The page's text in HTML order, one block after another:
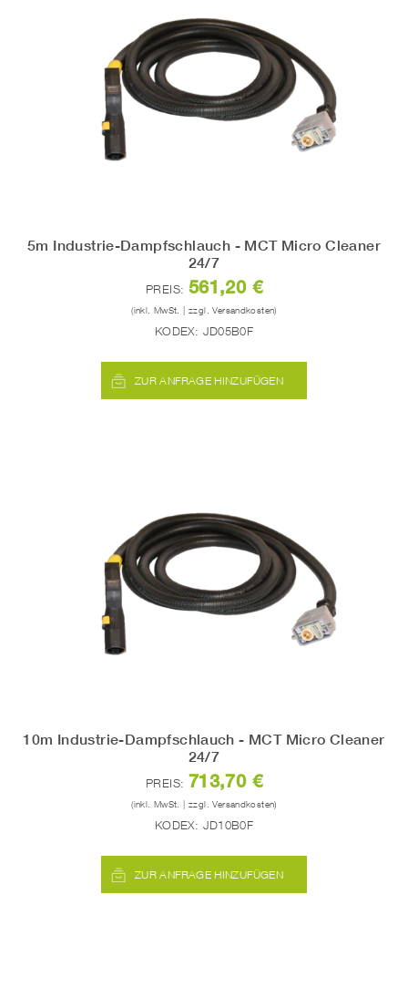
5m Industrie-Dampfschlauch - MCT Micro Cleaner
24/7
PREIS: 561,20 €
(inkl. MwSt. | zzgl. Versandkosten)
KODEX: JD05B0F
ZUR ANFRAGE HINZUFÜGEN
10m Industrie-Dampfschlauch - MCT Micro Cleaner
24/7
PREIS: 713,70 €
(inkl. MwSt. | zzgl. Versandkosten)
KODEX: JD10B0F
ZUR ANFRAGE HINZUFÜGEN